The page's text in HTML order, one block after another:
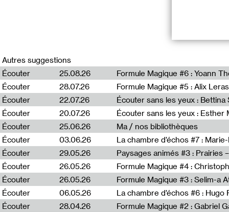
2014. Danielle
et Cher. C’est
personnes
Ici, il n’y a pas
« Je ne crois
et c’est pour
Le collectif « À
pensionnaires,
écrivaines, ou
“À voix
toujours eu
côtoyé les
Autres suggestions
Écouter
25.08.26 Formule Magique #6 : Yoann
Écouter
28.07.26 Formule Magique #5 : Alix
Écouter
22.07.26 Écouter sans les yeux : Bettina
Écouter
20.07.26 Écouter sans les yeux : Esther
Écouter
25.06.26 Ma / nos bibliothèques
Écouter
03.06.26 La chambre d’échos #7 :
Écouter
29.05.26
Écouter
26.05.26 Formule Magique #4 :
Écouter
26.05.26 Formule Magique #3 : Selim-a
Écouter
06.05.26 La chambre d’échos #6 : Hugo
Écouter
28.04.26 Formule Magique #2 : Gabriel